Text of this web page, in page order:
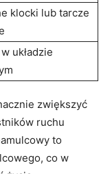
klocki ‌lub tarcze‍
układzie
zwiększyć
ruchu
to
co w